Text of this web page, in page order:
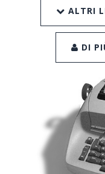
ALTRI
DI